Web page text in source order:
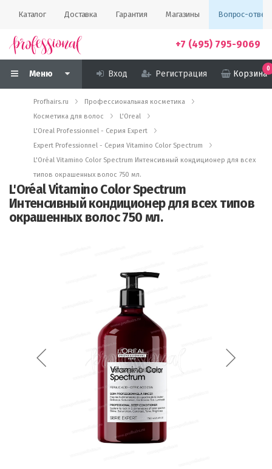
Каталог Доставка Гарантия Магазины Вопрос-ответ
+7 (495) 795-9069
Меню Вход Регистрация Корзина
0
Profhairs.ru
Профессиональная косметика
Косметика для волос
L'Oreal
L'Oreal Professionnel - Серия Expert
Expert Professionnel - Серия Vitamino Color Spectrum
L'Oréal Vitamino Color Spectrum Интенсивный кондиционер для всех
типов окрашенных волос 750 мл.
L'Oréal Vitamino Color Spectrum
Интенсивный кондиционер для всех типов
окрашенных волос 750 мл.